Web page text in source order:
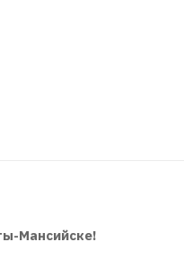
Мансийске!